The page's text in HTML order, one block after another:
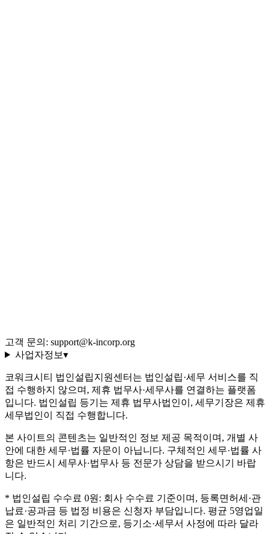
고객 문의: support@k-incorp.org
사업자정보▾
코워크시티 법인설립지원센터는 법인설립·세무 서비스를 직
접 수행하지 않으며, 제휴 법무사·세무사를 연결하는 플랫폼
입니다. 법인설립 등기는 제휴 법무사법인이, 세무기장은 제휴
세무법인이 직접 수행합니다.
본 사이트의 콘텐츠는 일반적인 정보 제공 목적이며, 개별 사
안에 대한 세무·법률 자문이 아닙니다. 구체적인 세무·법률 사
항은 반드시 세무사·법무사 등 전문가 상담을 받으시기 바랍
니다.
* 법인설립 수수료 0원: 회사 수수료 기준이며, 등록면허세·관
납료·공과금 등 법정 비용은 신청자 부담입니다. 평균 5영업일
은 일반적인 처리 기간으로, 등기소·세무서 사정에 따라 달라